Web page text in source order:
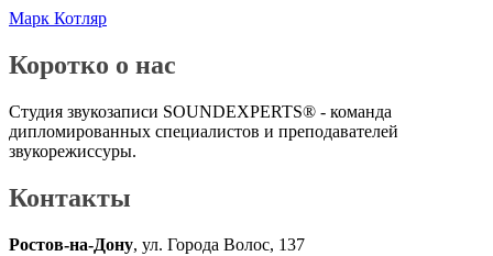
Марк Котляр
Коротко о нас
Студия звукозаписи SOUNDEXPERTS® - команда
дипломированных специалистов и преподавателей
звукорежиссуры.
Контакты
Ростов-на-Дону, ул. Города Волос, 137